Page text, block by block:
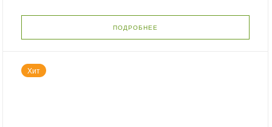
ПОДРОБНЕЕ
Хит